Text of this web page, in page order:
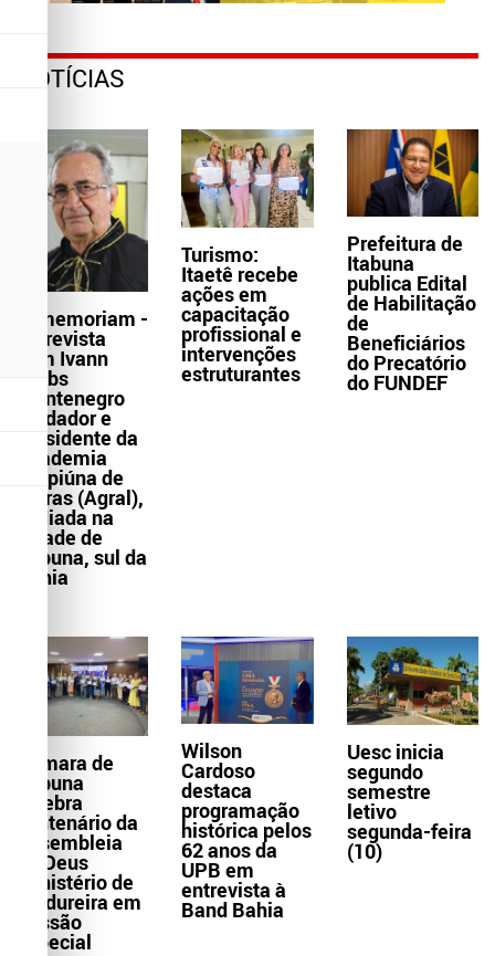
NOTÍCIAS
In memoriam -
Entrevista
com Ivann
Krebs
Montenegro
fundador e
presidente da
Academia
Grapiúna de
Letras (Agral),
sediada na
cidade de
Itabuna, sul da
Bahia
Turismo:
Itaetê recebe
ações em
capacitação
profissional e
intervenções
estruturantes
Prefeitura de
Itabuna
publica Edital
de Habilitação
de
Beneficiários
do Precatório
do FUNDEF
Câmara de
Itabuna
celebra
centenário da
Assembleia
de Deus
Ministério de
Madureira em
Sessão
Especial
Wilson
Cardoso
destaca
programação
histórica pelos
62 anos da
UPB em
entrevista à
Band Bahia
Uesc inicia
segundo
semestre
letivo
segunda-feira
(10)